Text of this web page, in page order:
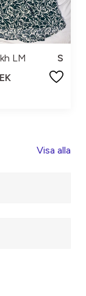
LM
S
Visa alla